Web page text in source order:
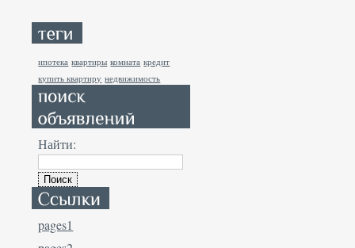
ипотека квартиры комната кредит
купить квартиру недвижимость
Найти:
pages1